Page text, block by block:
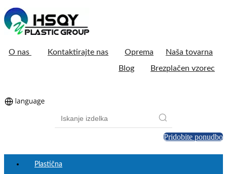
O nas Kontaktirajte nas Oprema
Naša tovarna
Blog
Brezplačen vzorec
Pridobite ponudbo
Plastična